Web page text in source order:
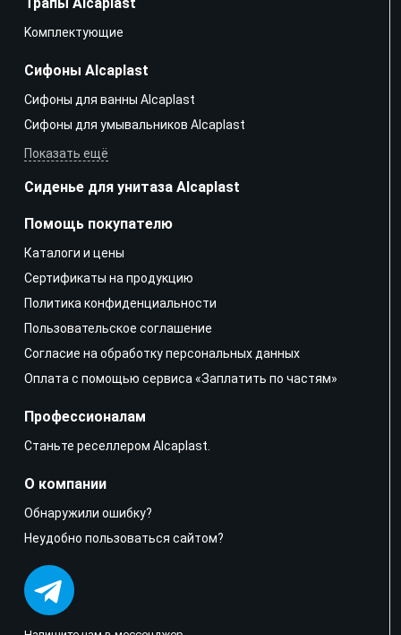
Kомплектующие
Сифоны Alcaplast
Сифоны для ванны Alcaplast
Сифоны для умывальников Alcaplast
Показать ещё
Сиденье для унитаза Alcaplast
Помощь покупателю
Каталоги и цены
Сертификаты на продукцию
Политика конфиденциальности
Пользовательское соглашение
Согласие на обработку персональных данных
Оплата с помощью сервиса «Заплатить по частям»
Профессионалам
Станьте реселлером Alcaplast.
О компании
Обнаружили ошибку?
Неудобно пользоваться сайтом?